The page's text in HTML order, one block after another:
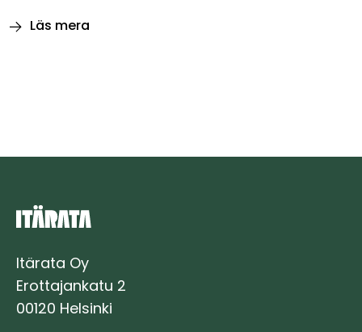
Läs mera
vid
på
banlinjen
Itärata Oy
Erottajankatu 2
00120 Helsinki